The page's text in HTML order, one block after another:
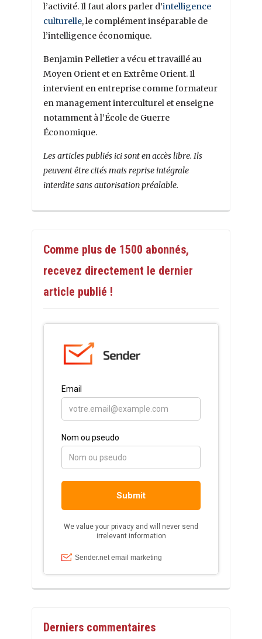
l’activité. Il faut alors parler d’intelligence
culturelle, le complément inséparable de
l’intelligence économique.
Benjamin Pelletier a vécu et travaillé au
Moyen Orient et en Extrême Orient. Il
intervient en entreprise comme formateur
en management interculturel et enseigne
notamment à l’École de Guerre
Économique.
Les articles publiés ici sont en accès libre. Ils
peuvent être cités mais reprise intégrale
interdite sans autorisation préalable.
Comme plus de 1500 abonnés,
recevez directement le dernier
article publié !
Derniers commentaires